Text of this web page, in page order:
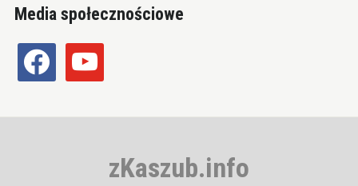
Media społecznościowe
facebook youtube
zKaszub.info